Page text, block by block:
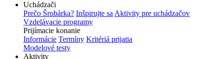
Uchádzači
Prečo Šrobárka? Inšpirujte sa Aktivity pre uchádzačov
Vzdelávacie programy
Prijímacie konanie
Informácie Termíny Kritériá prijatia
Modelové testy
Aktivity